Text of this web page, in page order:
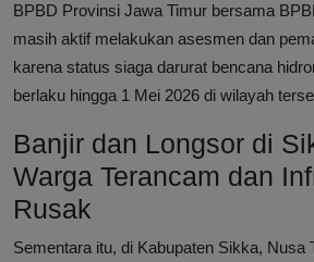
BPBD Provinsi Jawa Timur bersama
masih aktif melakukan asesmen dan
karena status siaga darurat bencana
berlaku hingga 1 Mei 2026 di wilayah
Banjir dan Longsor di
Warga Terancam dan
Rusak
Sementara itu, di Kabupaten Sikka, Nusa